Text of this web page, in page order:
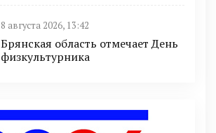
8 августа 2026, 13:42
Брянская область отмечает День
физкультурника